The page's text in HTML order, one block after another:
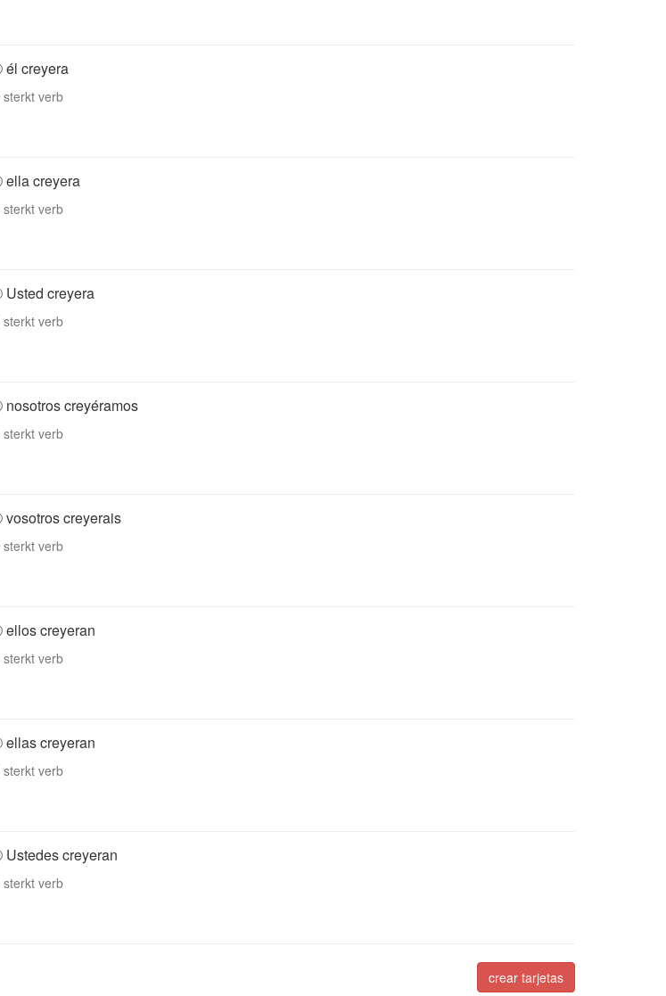
él creyera
sterkt verb
ella creyera
sterkt verb
Usted creyera
sterkt verb
nosotros creyéramos
sterkt verb
vosotros creyerais
sterkt verb
ellos creyeran
sterkt verb
ellas creyeran
sterkt verb
Ustedes creyeran
sterkt verb
crear tarjetas